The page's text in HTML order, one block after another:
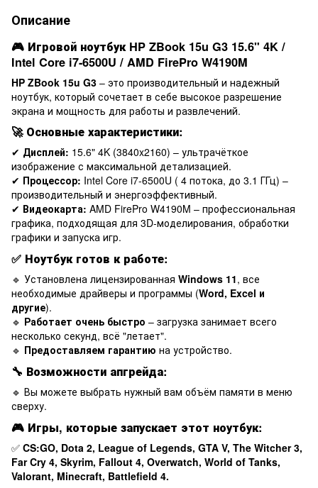
Описание
🎮 Игровой ноутбук HP ZBook 15u G3 15.6" 4K /
Intel Core i7-6500U / AMD FirePro W4190M
HP ZBook 15u G3 – это производительный и надежный
ноутбук, который сочетает в себе высокое разрешение
экрана и мощность для работы и развлечений.
🚀 Основные характеристики:
✔ Дисплей: 15.6" 4K (3840x2160) – ультрачёткое
изображение с максимальной детализацией.
✔ Процессор: Intel Core i7-6500U ( 4 потока, до 3.1 ГГц) –
производительный и энергоэффективный.
✔ Видеокарта: AMD FirePro W4190M – профессиональная
графика, подходящая для 3D-моделирования, обработки
графики и запуска игр.
✅ Ноутбук готов к работе:
🔹 Установлена лицензированная Windows 11, все
необходимые драйверы и программы (Word, Excel и
другие).
🔹 Работает очень быстро – загрузка занимает всего
несколько секунд, всё "летает".
🔹 Предоставляем гарантию на устройство.
🔧 Возможности апгрейда:
🔹 Вы можете выбрать нужный вам объём памяти в меню
сверху.
🎮 Игры, которые запускает этот ноутбук:
✅ CS:GO, Dota 2, League of Legends, GTA V, The Witcher 3,
Far Cry 4, Skyrim, Fallout 4, Overwatch, World of Tanks,
Valorant, Minecraft, Battlefield 4.